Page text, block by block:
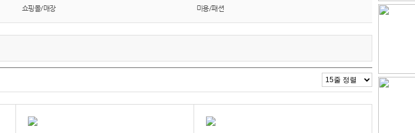
쇼핑몰/매장 미용/패션